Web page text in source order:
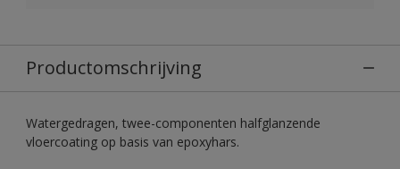
Productomschrijving
Watergedragen, twee-componenten halfglanzende
vloercoating op basis van epoxyhars.